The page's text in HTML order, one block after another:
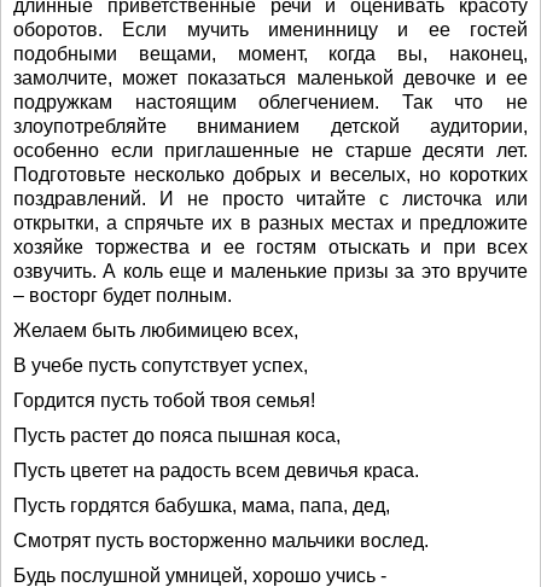
длинные приветственные речи и оценивать красоту
оборотов. Если мучить именинницу и ее гостей
подобными вещами, момент, когда вы, наконец,
замолчите, может показаться маленькой девочке и ее
подружкам настоящим облегчением. Так что не
злоупотребляйте вниманием детской аудитории,
особенно если приглашенные не старше десяти лет.
Подготовьте несколько добрых и веселых, но коротких
поздравлений. И не просто читайте с листочка или
открытки, а спрячьте их в разных местах и предложите
хозяйке торжества и ее гостям отыскать и при всех
озвучить. А коль еще и маленькие призы за это вручите
– восторг будет полным.
Желаем быть любимицею всех,
В учебе пусть сопутствует успех,
Гордится пусть тобой твоя семья!
Пусть растет до пояса пышная коса,
Пусть цветет на радость всем девичья краса.
Пусть гордятся бабушка, мама, папа, дед,
Смотрят пусть восторженно мальчики вослед.
Будь послушной умницей, хорошо учись -